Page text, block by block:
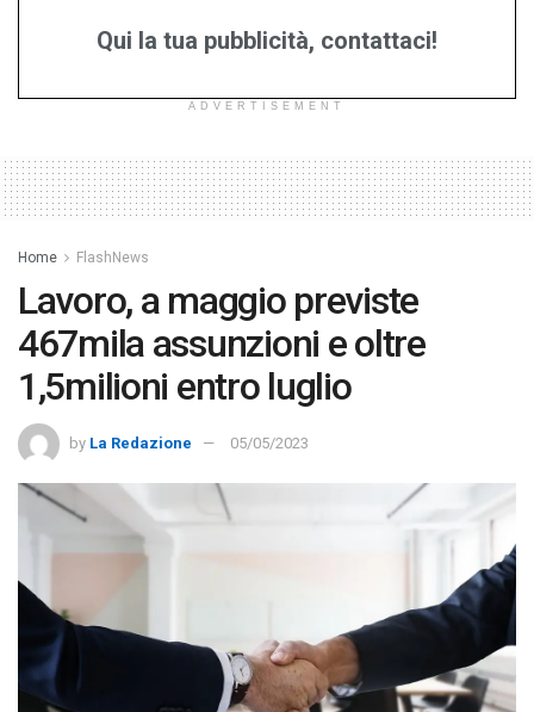
Qui la tua pubblicità, contattaci!
ADVERTISEMENT
Home FlashNews
Lavoro, a maggio previste
467mila assunzioni e oltre
1,5milioni entro luglio
by La Redazione 05/05/2023